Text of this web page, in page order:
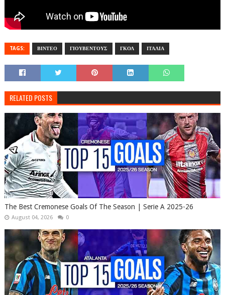
TAGS: ΒΙΝΤΕΟ ΓΙΟΥΒΕΝΤΟΥΣ ΓΚΟΛ ΙΤΑΛΙΑ
RELATED POSTS
The Best Cremonese Goals Of The Season | Serie A 2025-26
August 04, 2026 0